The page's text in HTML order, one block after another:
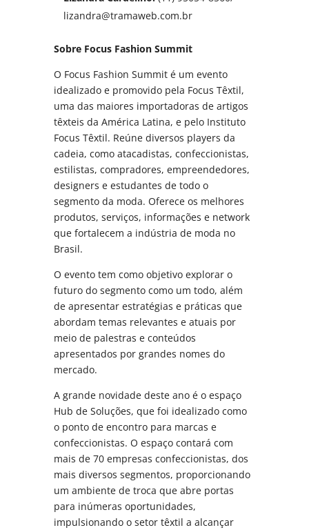
lizandra@tramaweb.com.br
Sobre Focus Fashion Summit
O Focus Fashion Summit é um evento
idealizado e promovido pela Focus Têxtil,
uma das maiores importadoras de artigos
têxteis da América Latina, e pelo Instituto
Focus Têxtil. Reúne diversos players da
cadeia, como atacadistas, confeccionistas,
estilistas, compradores, empreendedores,
designers e estudantes de todo o
segmento da moda. Oferece os melhores
produtos, serviços, informações e network
que fortalecem a indústria de moda no
Brasil.
O evento tem como objetivo explorar o
futuro do segmento como um todo, além
de apresentar estratégias e práticas que
abordam temas relevantes e atuais por
meio de palestras e conteúdos
apresentados por grandes nomes do
mercado.
A grande novidade deste ano é o espaço
Hub de Soluções, que foi idealizado como
o ponto de encontro para marcas e
confeccionistas. O espaço contará com
mais de 70 empresas confeccionistas, dos
mais diversos segmentos, proporcionando
um ambiente de troca que abre portas
para inúmeras oportunidades,
impulsionando o setor têxtil a alcançar